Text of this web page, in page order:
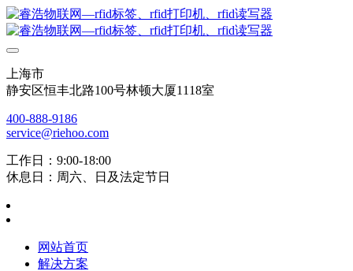
上海市
静安区恒丰北路100号林顿大厦1118室
400-888-9186
service@riehoo.com
工作日：9:00-18:00
休息日：周六、日及法定节日
网站首页
解决方案